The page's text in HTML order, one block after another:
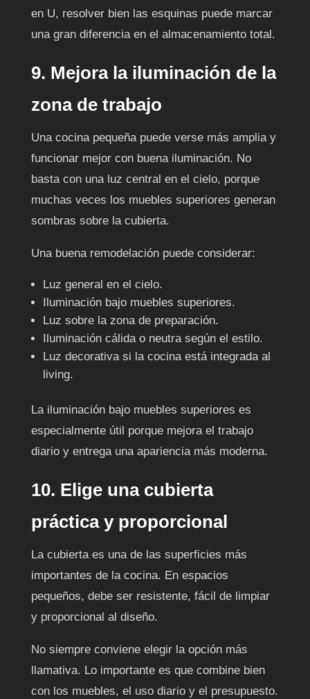
en U, resolver bien las esquinas puede marcar
una gran diferencia en el almacenamiento total.
9. Mejora la iluminación de la
zona de trabajo
Una cocina pequeña puede verse más amplia y
funcionar mejor con buena iluminación. No
basta con una luz central en el cielo, porque
muchas veces los muebles superiores generan
sombras sobre la cubierta.
Una buena remodelación puede considerar:
Luz general en el cielo.
Iluminación bajo muebles superiores.
Luz sobre la zona de preparación.
Iluminación cálida o neutra según el estilo.
Luz decorativa si la cocina está integrada al
living.
La iluminación bajo muebles superiores es
especialmente útil porque mejora el trabajo
diario y entrega una apariencia más moderna.
10. Elige una cubierta
práctica y proporcional
La cubierta es una de las superficies más
importantes de la cocina. En espacios
pequeños, debe ser resistente, fácil de limpiar
y proporcional al diseño.
No siempre conviene elegir la opción más
llamativa. Lo importante es que combine bien
con los muebles, el uso diario y el presupuesto.